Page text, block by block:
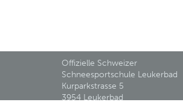
Offizielle Schweizer
Schneesportschule Leukerbad
Kurparkstrasse 5
3954 Leukerbad